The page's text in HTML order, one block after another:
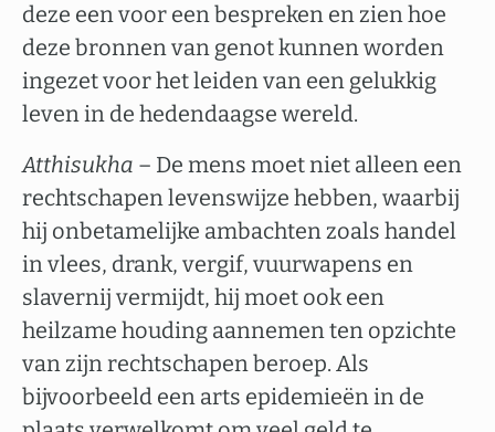
deze een voor een bespreken en zien hoe
deze bronnen van genot kunnen worden
ingezet voor het leiden van een gelukkig
leven in de hedendaagse wereld.
Atthisukha ­– De mens moet niet alleen een
rechtschapen levenswijze hebben, waarbij
hij onbetamelijke ambachten zoals handel
in vlees, drank, vergif, vuurwapens en
slavernij vermijdt, hij moet ook een
heilzame houding aannemen ten opzichte
van zijn rechtschapen beroep. Als
bijvoorbeeld een arts epidemieën in de